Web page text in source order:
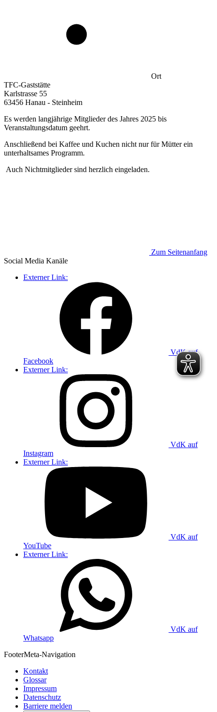
Ort
TFC-Gaststätte
Karlstrasse 55
63456 Hanau - Steinheim
Es werden langjährige Mitglieder des Jahres 2025 bis
Veranstaltungsdatum geehrt.
Anschließend bei Kaffee und Kuchen nicht nur für Mütter ein
unterhaltsames Programm.
Auch Nichtmitglieder sind herzlich eingeladen.
Zum Seitenanfang
Social Media Kanäle
Externer Link:
VdK auf
Facebook
Externer Link:
VdK auf
Instagram
Externer Link:
VdK auf
YouTube
Externer Link:
VdK auf
Whatsapp
FooterMeta-Navigation
Kontakt
Glossar
Impressum
Datenschutz
Barriere melden